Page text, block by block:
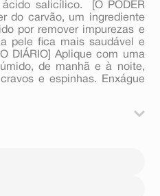
salicílico.  [O PODER
do carvão, um ingrediente
por remover impurezas e
pele fica mais saudável e
DIÁRIO] Aplique com uma
de manhã e à noite,
e espinhas. Enxágue
no rosto úmido, de